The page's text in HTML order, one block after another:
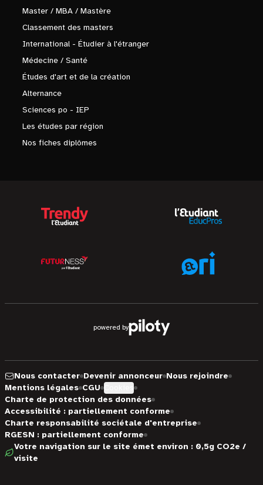
Master / MBA / Mastère
Classement des masters
International - Étudier à l'étranger
Médecine / Santé
Études d'art et de la création
Alternance
Sciences po - IEP
Les études par région
Nos fiches diplômes
powered by
Nous contacter Devenir annonceur Nous rejoindre
Mentions légales CGU
Charte de protection des données
Accessibilité : partiellement conforme
Charte responsabilité sociétale d'entreprise
RGESN : partiellement conforme
Votre navigation sur le site émet environ : 0,5g CO2e /
visite